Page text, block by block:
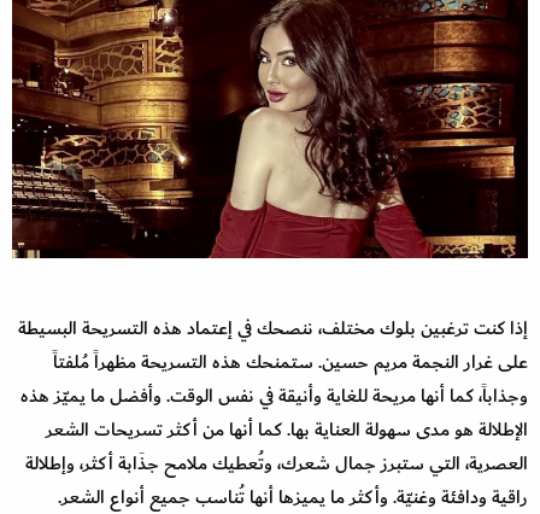
إذا كنت ترغبين بلوك مختلف، ننصحك في إعتماد هذه التسريحة البسيطة
على غرار النجمة مريم حسين. ستمنحك هذه التسريحة مظهراً مُلفتاً
وجذاباً، كما أنها مريحة للغاية وأنيقة في نفس الوقت. وأفضل ما يميّز هذه
الإطلالة هو مدى سهولة العناية بها. كما أنها من أكثر تسريحات الشعر
العصرية، التي ستبرز جمال شعرك، وتُعطيك ملامح جذَابة أكثر، وإطلالة
راقية ودافئة وغنيّة. وأكثر ما يميزها أنها تُناسب جميع أنواع الشعر.